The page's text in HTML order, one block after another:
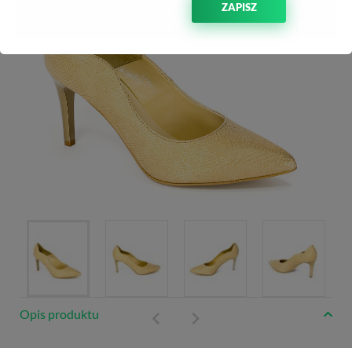
Opis produktu
ZAPISZ